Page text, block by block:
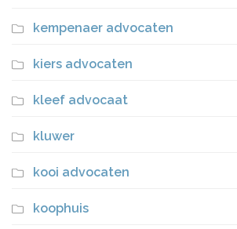
kempenaer advocaten
kiers advocaten
kleef advocaat
kluwer
kooi advocaten
koophuis